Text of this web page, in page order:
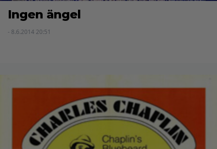
Ingen ängel
- 8.6.2014 20:51